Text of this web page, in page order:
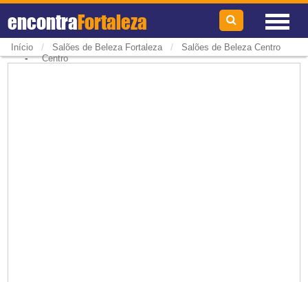
encontraFortaleza
Início / Salões de Beleza Fortaleza / Salões de Beleza Centro
-Centro